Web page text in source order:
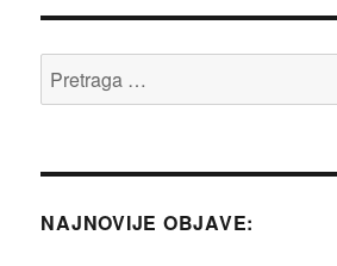
Pretraga
za:
NAJNOVIJE OBJAVE: